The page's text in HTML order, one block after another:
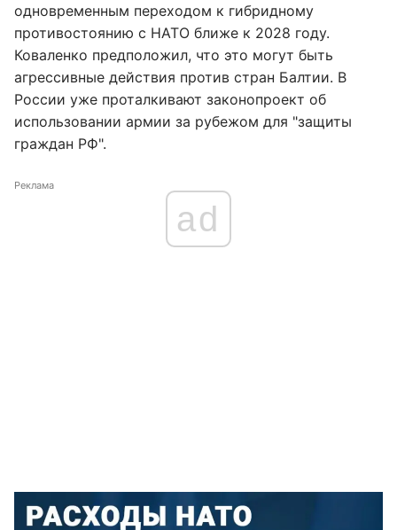
одновременным переходом к гибридному
противостоянию с НАТО ближе к 2028 году.
Коваленко предположил, что это могут быть
агрессивные действия против стран Балтии. В
России уже проталкивают законопроект об
использовании армии за рубежом для "защиты
граждан РФ".
Реклама
ad